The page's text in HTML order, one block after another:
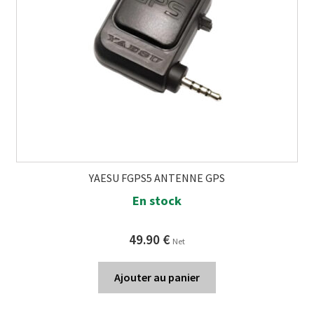
YAESU FGPS5 ANTENNE GPS
En stock
49.90 € Net
Ajouter au panier